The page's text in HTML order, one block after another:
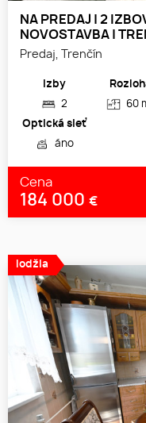
NA PREDAJ | 2
NOVOSTAVBA |
Predaj, Trenčín
Izby
2
60
Optická sieť
áno
Cena
184 000 €
lodžia